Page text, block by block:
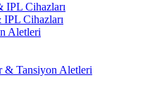
IPL Cihazları
Cihazları
Aletleri
& Tansiyon Aletleri